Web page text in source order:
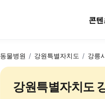
콘
동물병원 / 강원특별자치도 / 강릉
강원특별자치도